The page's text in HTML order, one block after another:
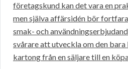
företagskund kan det vara en
men själva affärsidén bör
smak- och
svårare att utveckla om den
kartong från en säljare till en